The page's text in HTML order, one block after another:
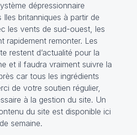
dépressionnaire
Iles britanniques à partir de
les vents de sud-ouest, les
rapidement remonter. Les
restent d’actualité pour la
et il faudra vraiment suivre la
car tous les ingrédients
de votre soutien régulier,
à la gestion du site. Un
du site est disponible ici
semaine.